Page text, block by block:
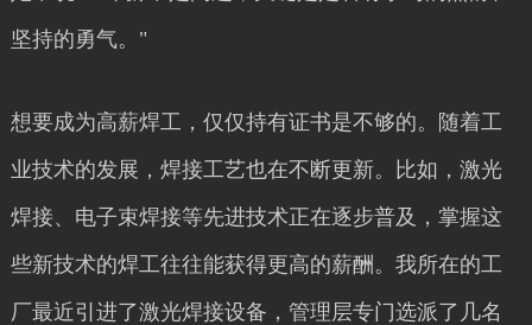
坚持的勇气。"
想要成为高薪焊工，仅仅持有证书是不够的。随着工
业技术的发展，焊接工艺也在不断更新。比如，激光
焊接、电子束焊接等先进技术正在逐步普及，掌握这
些新技术的焊工往往能获得更高的薪酬。我所在的工
厂最近引进了激光焊接设备，管理层专门选派了几名